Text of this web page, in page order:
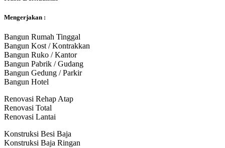
Mengerjakan :
Bangun Rumah Tinggal
Bangun Kost / Kontrakkan
Bangun Ruko / Kantor
Bangun Pabrik / Gudang
Bangun Gedung / Parkir
Bangun Hotel
Renovasi Rehap Atap
Renovasi Total
Renovasi Lantai
Konstruksi Besi Baja
Konstruksi Baja Ringan